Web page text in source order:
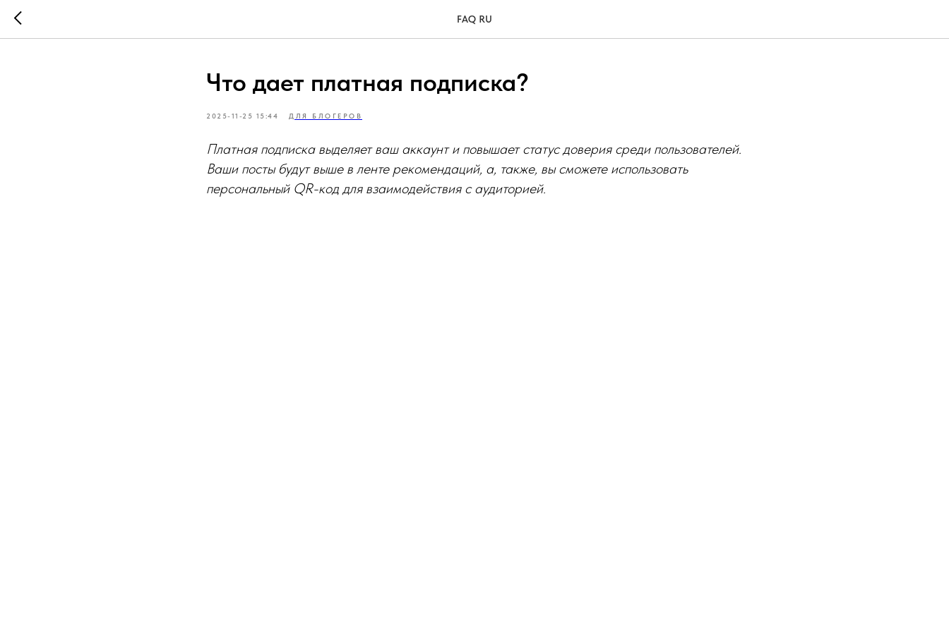
FAQ RU
Что дает платная подписка?
2025-11-25 15:44 ДЛЯ БЛОГЕРОВ
Платная подписка выделяет ваш аккаунт и повышает статус доверия среди пользователей.
Ваши посты будут выше в ленте рекомендаций, а, также, вы сможете использовать
персональный QR-код для взаимодействия с аудиторией.